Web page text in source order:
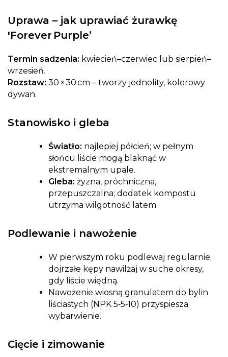
Uprawa – jak uprawiać żurawkę
'Forever Purple’
Termin sadzenia: kwiecień–czerwiec lub sierpień–
wrzesień.
Rozstaw: 30 × 30 cm – tworzy jednolity, kolorowy
dywan.
Stanowisko i gleba
Światło: najlepiej półcień; w pełnym
słońcu liście mogą blaknąć w
ekstremalnym upale.
Gleba: żyzna, próchniczna,
przepuszczalna; dodatek kompostu
utrzyma wilgotność latem.
Podlewanie i nawożenie
W pierwszym roku podlewaj regularnie;
dojrzałe kępy nawilżaj w suche okresy,
gdy liście więdną.
Nawożenie wiosną granulatem do bylin
liściastych (NPK 5‑5‑10) przyspiesza
wybarwienie.
Cięcie i zimowanie